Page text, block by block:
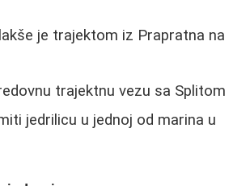
je trajektom iz Prapratna na
trajektnu vezu sa Splitom
jedrilicu u jednoj od marina u